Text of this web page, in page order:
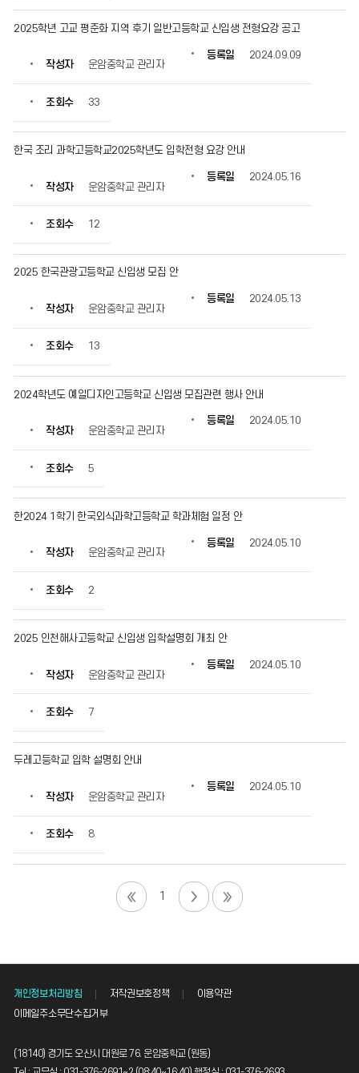
습
2025학년 고교 평준화 지역 후기 일반고등학교 신입생 전형요강 공고
작성자 운암중학교 관리자
등록일 2024.09.09
조회수 33
한국 조리 과학고등학교2025학년도 입학전형 요강 안내
작성자 운암중학교 관리자
등록일 2024.05.16
조회수 12
2025 한국관광고등학교 신입생 모집 안
작성자 운암중학교 관리자
등록일 2024.05.13
조회수 13
2024학년도 예일디자인고등학교 신입생 모집관련 행사 안내
작성자 운암중학교 관리자
등록일 2024.05.10
조회수 5
한2024 1학기 한국외식과학고등학교 학과체험 일정 안
작성자 운암중학교 관리자
등록일 2024.05.10
조회수 2
2025 인천해사고등학교 신입생 입학설명회 개최 안
작성자 운암중학교 관리자
등록일 2024.05.10
조회수 7
두레고등학교 입학 설명회 안내
작성자 운암중학교 관리자
등록일 2024.05.10
조회수 8
1
개인정보처리방침 저작권보호정책
이용약관
이메일주소무단수집거부
(18140) 경기도 오산시 대원로 76. 운암중학교 (원동)